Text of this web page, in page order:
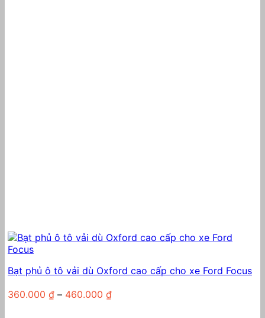
Bạt phủ ô tô vải dù Oxford cao cấp cho xe Ford Focus
360.000 ₫ – 460.000 ₫Khoảng